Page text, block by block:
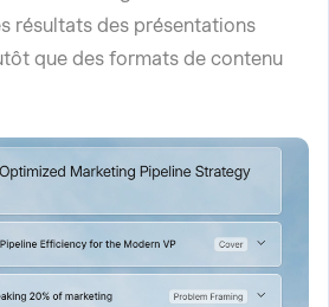
résultats des présentations
que des formats de contenu